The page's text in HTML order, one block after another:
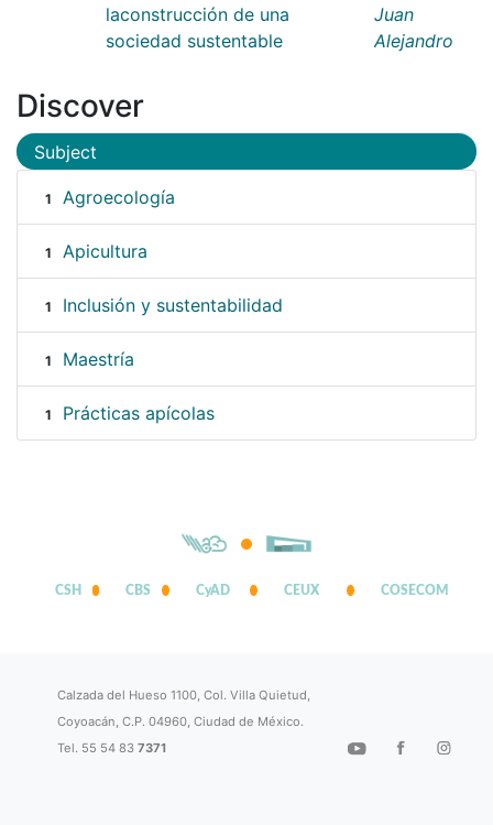
laconstrucción de una
sociedad sustentable
Juan
Alejandro
Discover
Subject
1 Agroecología
1 Apicultura
1 Inclusión y sustentabilidad
1 Maestría
1 Prácticas apícolas
CSH CBS CyAD CEUX COSECOM
Calzada del Hueso 1100, Col. Villa Quietud,
Coyoacán, C.P. 04960, Ciudad de México.
Tel. 55 54 837371